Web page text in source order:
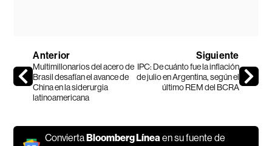
Anterior
Multimillonarios del acero de
Brasil desafían el avance de
China en la siderurgia
latinoamericana
Siguiente
IPC: De cuánto fue la inflación
de julio en Argentina, según el
último REM del BCRA
Convierta Bloomberg Líneaen su fuente de